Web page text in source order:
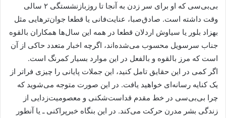
بی‌بی‌سی که او برای سر زدن به آنجا تا روزبازنشستگی ۲ سالی
وقت داشته است. صادق‌صبا، عنایت‌فانی یا قطعا جوان‌ترهایی مثل
بهزاد بلور یا سیاوش اردلان قطعا در همه این سال‌ها همكاران بالقوه
جناب سرسویل محسوب می‌شده‌اند، اگرچه اخبار متعدد حاکی از آن
است که مرز بالقوه و بالفعل در این موارد بسیار کمرنگ است.
اگر کمی در این حقایق تامل کنید، این جملات پایانی را چیزی فراتر از
یک کنایه رسانه‌ای خواهید یافت. در این صورت متوجه می‌شوید که
چرا بی‌بی‌سی در خط مقدم قداست‌شکنی و معصومیت‌زدایی از
زندگی بشر مدرن حرکت می‌کند. در این بنگاه خبرپراکنی ـ یا آنطور